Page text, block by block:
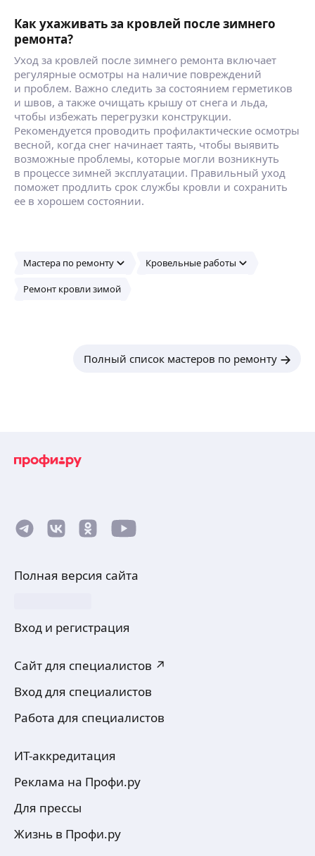
Как ухаживать за кровлей после зимнего
ремонта?
Уход за кровлей после зимнего ремонта включает
регулярные осмотры на наличие повреждений
и проблем. Важно следить за состоянием герметиков
и швов, а также очищать крышу от снега и льда,
чтобы избежать перегрузки конструкции.
Рекомендуется проводить профилактические осмотры
весной, когда снег начинает таять, чтобы выявить
возможные проблемы, которые могли возникнуть
в процессе зимней эксплуатации. Правильный уход
поможет продлить срок службы кровли и сохранить
ее в хорошем состоянии.
Мастера по ремонту Кровельные работы
Ремонт кровли зимой
Полный список мастеров по ремонту
Полная версия сайта
Вход и регистрация
Сайт для специалистов ↗
Вход для специалистов
Работа для специалистов
ИТ-аккредитация
Реклама на Профи.ру
Для прессы
Жизнь в Профи.ру